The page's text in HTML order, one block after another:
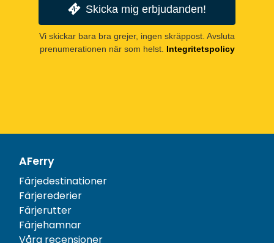
Skicka mig erbjudanden!
Vi skickar bara bra grejer, ingen skräppost. Avsluta
prenumerationen när som helst. Integritetspolicy
AFerry
Färjedestinationer
Färjerederier
Färjerutter
Färjehamnar
Våra recensioner